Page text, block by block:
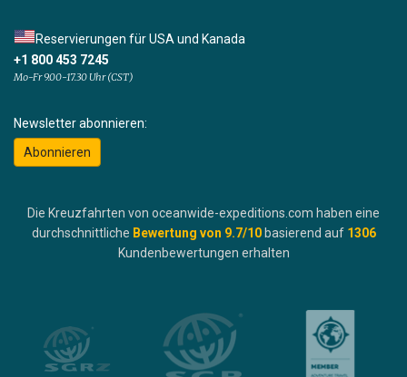
Reservierungen für USA und Kanada
+1 800 453 7245
Mo-Fr 9.00-17.30 Uhr (CST)
Newsletter abonnieren:
Abonnieren
Die Kreuzfahrten von oceanwide-expeditions.com haben eine
durchschnittliche Bewertung von 9.7/10 basierend auf 1306
Kundenbewertungen erhalten